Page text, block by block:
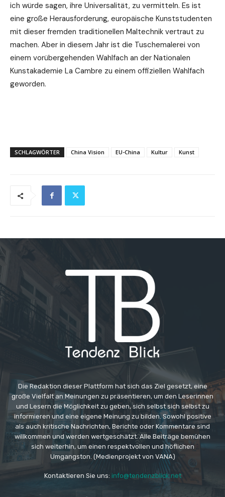
ich würde sagen, ihre Universalität, zu vermitteln. Es ist
eine große Herausforderung, europäische Kunststudenten
mit dieser fremden traditionellen Maltechnik vertraut zu
machen. Aber in diesem Jahr ist die Tuschemalerei von
einem vorübergehenden Wahlfach an der Nationalen
Kunstakademie La Cambre zu einem offiziellen Wahlfach
geworden.
SCHLAGWÖRTER China Vision EU-China Kultur Kunst
Die Redaktion dieser Plattform hat sich das Ziel gesetzt, eine
große Vielfalt an Meinungen zu präsentieren, um den Leserinnen
und Lesern die Möglichkeit zu geben, sich selbst sich selbst zu
informieren und eine eigene Meinung zu bilden. Sowohl positive
als auch kritische Nachrichten, Berichte oder Kommentare sind
willkommen und werden wertgeschätzt. Alle Beiträge bemühen
sich weiterhin, um einen respektvollen und höflichen
Umgangston. (Medienprojekt von VANA)
Kontaktieren Sie uns: info@tendenzblick.net